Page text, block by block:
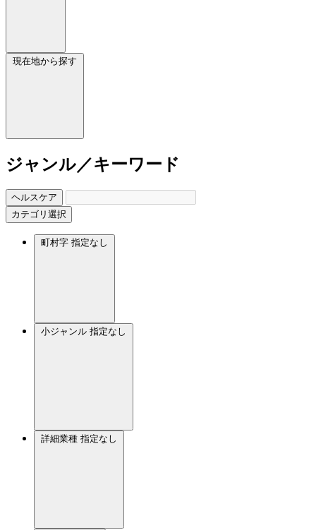
現在地から探す
ジャンル／キーワード
ヘルスケア
カテゴリ選択
町村字 指定なし
小ジャンル 指定なし
詳細業種 指定なし